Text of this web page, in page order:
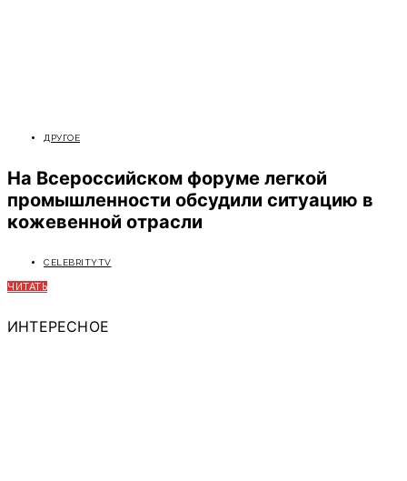
ДРУГОЕ
На Всероссийском форуме легкой
промышленности обсудили ситуацию в
кожевенной отрасли
CELEBRITYTV
ЧИТАТЬ
ИНТЕРЕСНОЕ